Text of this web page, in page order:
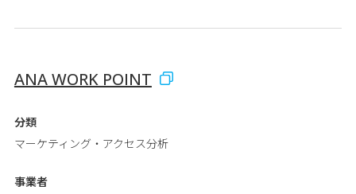
ANA WORK POINT
分類
マーケティング・アクセス分析
事業者